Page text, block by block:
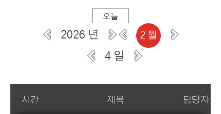
오늘
2026 년 2 월
4 일
일간 부서일정관리
시간 제목 담당자